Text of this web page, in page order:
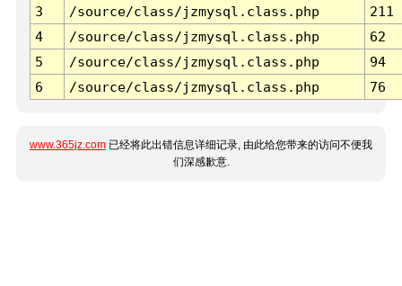
3 /source/class/jzmysql.class.php
211
4
/source/class/jzmysql.class.php
62
5
/source/class/jzmysql.class.php
94
6
/source/class/jzmysql.class.php 76
www.365jz.com 已经将此出错信息详细记录, 由此给您带来的访问不便我
们深感歉意.